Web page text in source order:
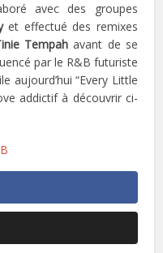
avec des groupes
et effectué des remixes
Tempahavant de se
par le R&B futuriste
aujourd’hui “Every Little
addictif à découvrir ci-